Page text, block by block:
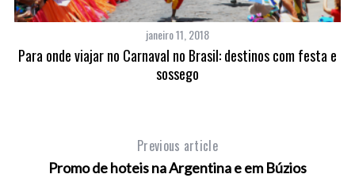
janeiro 11, 2018
Para onde viajar no Carnaval no Brasil: destinos com festa e
sossego
Previous article
Promo de hoteis na Argentina e em Búzios